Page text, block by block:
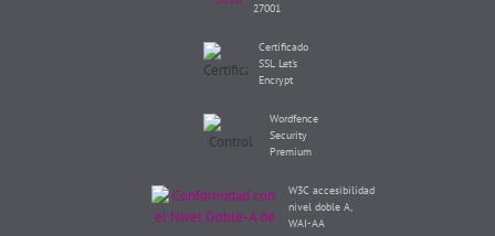
27001
Certificado
SSL Let's
Encrypt
Wordfence
Security
Premium
W3C accesibilidad
nivel doble A,
WAI-AA